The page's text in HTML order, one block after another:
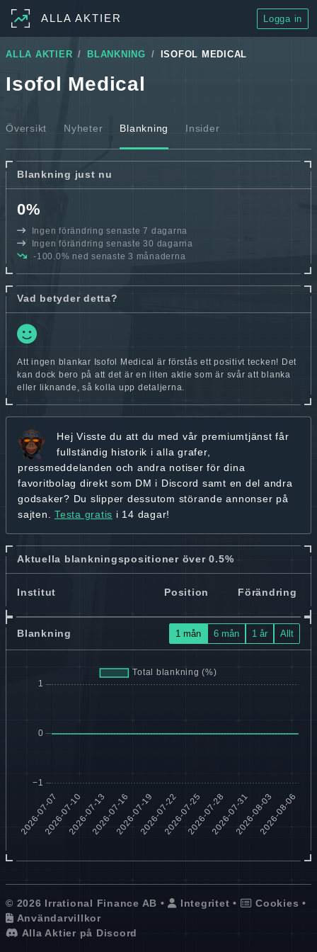
ALLA AKTIER Logga in
ALLA AKTIER BLANKNING ISOFOL MEDICAL
Isofol Medical
Översikt Nyheter Blankning Insider
Blankning just nu
0%
Ingen förändring senaste 7 dagarna
Ingen förändring senaste 30 dagarna
-100.0% ned senaste 3 månaderna
Vad betyder detta?
Att ingen blankar Isofol Medical är förstås ett positivt tecken! Det
kan dock bero på att det är en liten aktie som är svår att blanka
eller liknande, så kolla upp detaljerna.
Hej Visste du att du med vår premiumtjänst får
fullständig historik i alla grafer,
pressmeddelanden och andra notiser för dina
favoritbolag direkt som DM i Discord samt en del andra
godsaker? Du slipper dessutom störande annonser på
sajten. Testa gratis i 14 dagar!
Aktuella blankningspositioner över 0.5%
Institut Position Förändring
Blankning 1 mån 6 mån 1 år Allt
© 2026 Irrational Finance AB • Integritet • Cookies •
Användarvillkor
Alla Aktier på Discord